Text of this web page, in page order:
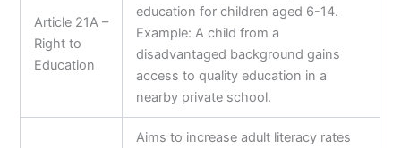
Article 21A –
Right to
Education
education for children aged 6-14.
Example: A child from a
disadvantaged background gains
access to quality education in a
nearby private school.
Aims to increase adult literacy rates